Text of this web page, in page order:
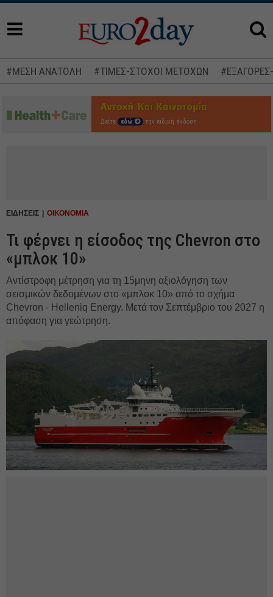
#ΜΕΣΗ ΑΝΑΤΟΛΗ #ΤΙΜΕΣ-ΣΤΟΧΟΙ ΜΕΤΟΧΩΝ
Δείτε εδώ την ειδική έκδοση
ΕΙΔΗΣΕΙΣ ΟΙΚΟΝΟΜΙΑ
Τι φέρνει η είσοδος της Chevron στο
«μπλοκ 10»
Αντίστροφη μέτρηση για τη 15μηνη αξιολόγηση των
σεισμικών δεδομένων στο «μπλοκ 10» από το σχήμα
Chevron - Helleniq Energy. Μετά τον Σεπτέμβριο του 2027 η
απόφαση για γεώτρηση.